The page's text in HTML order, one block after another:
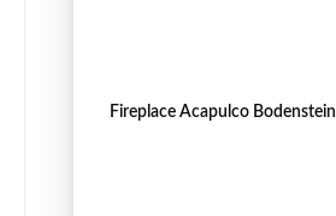
Fireplace Acapulco